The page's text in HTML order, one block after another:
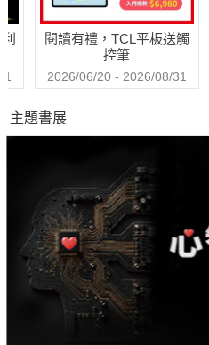
當外遇成為我們生命中無法迴避
痛苦不應該是終點。──心中的裂
──
只要敞開心房，坦誠面對，就能
被愛的能力。
從徵兆到療癒，一本解答所有疑
◎ 為何伴侶會選擇背叛？背後的
閱讀有禮，TCL平板送觸
控筆
2026/06/20 - 2026/08/31
主題書展